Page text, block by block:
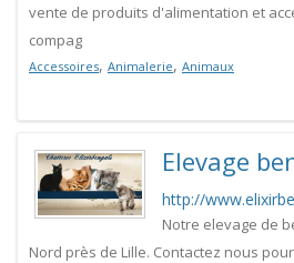
vente de produits d'alimentation et
compag
Accessoires, Animalerie, Animaux
Elevage
http://
Notre elevage de
Nord près de Lille. Contactez nous